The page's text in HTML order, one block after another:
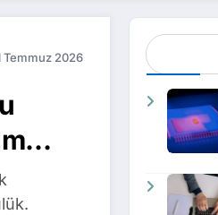
Temmuz 2026